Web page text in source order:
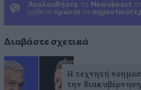
Ακολουθήστε το Newsbeast
μάθετε πρώτοι τα
Διαβάστε σχετικά
Η τεχνητή
την